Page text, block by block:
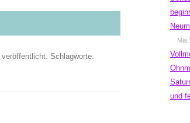
veröffentlicht. Schlagworte:
Mai
und